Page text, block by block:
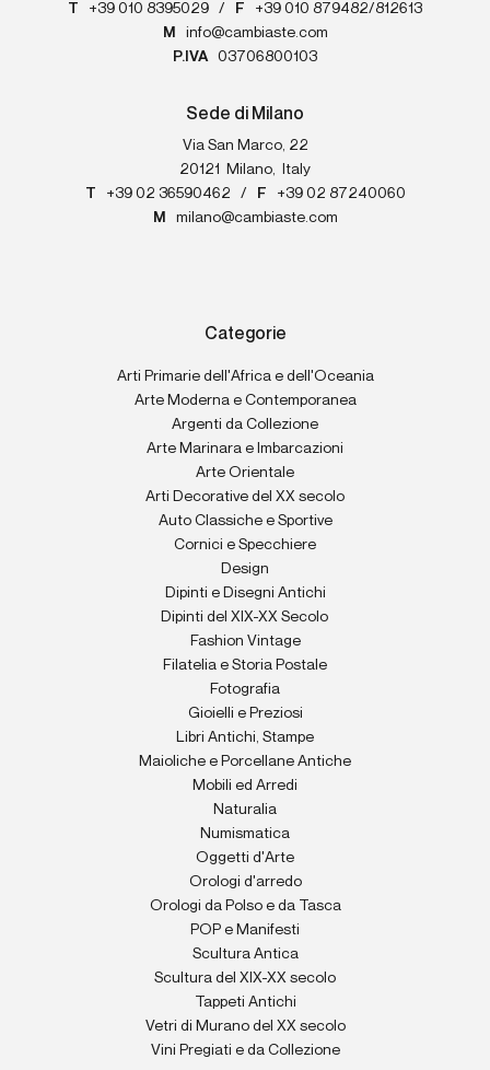
T +39 010 8395029 / F
+39 010 879482/812613
M
info@cambiaste.com
P.IVA
03706800103
Sede di Milano
Via San Marco, 22
20121
Milano,
Italy
T
+39 02 36590462 / F
+39 02 87240060
M
milano@cambiaste.com
Categorie
Arti Primarie dell'Africa e dell'Oceania
Arte Moderna e Contemporanea
Argenti da Collezione
Arte Marinara e Imbarcazioni
Arte Orientale
Arti Decorative del XX secolo
Auto Classiche e Sportive
Cornici e Specchiere
Design
Dipinti e Disegni Antichi
Dipinti del XIX-XX Secolo
Fashion Vintage
Filatelia e Storia Postale
Fotografia
Gioielli e Preziosi
Libri Antichi, Stampe
Maioliche e Porcellane Antiche
Mobili ed Arredi
Naturalia
Numismatica
Oggetti d'Arte
Orologi d'arredo
Orologi da Polso e da Tasca
POP e Manifesti
Scultura Antica
Scultura del XIX-XX secolo
Tappeti Antichi
Vetri di Murano del XX secolo
Vini Pregiati e da Collezione